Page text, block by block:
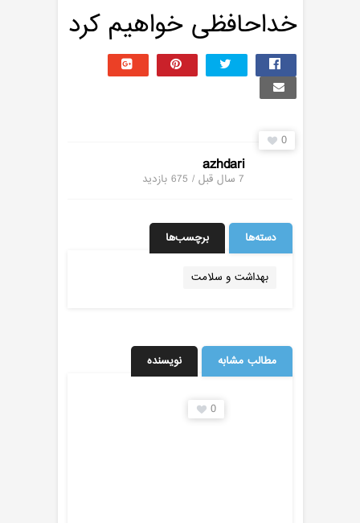
خداحافظی خواهیم کرد
0
azhdari
7 سال قبل / 675 بازدید
دسته‌ها برچسب‌ها
بهداشت و سلامت
مطالب مشابه نویسنده
0